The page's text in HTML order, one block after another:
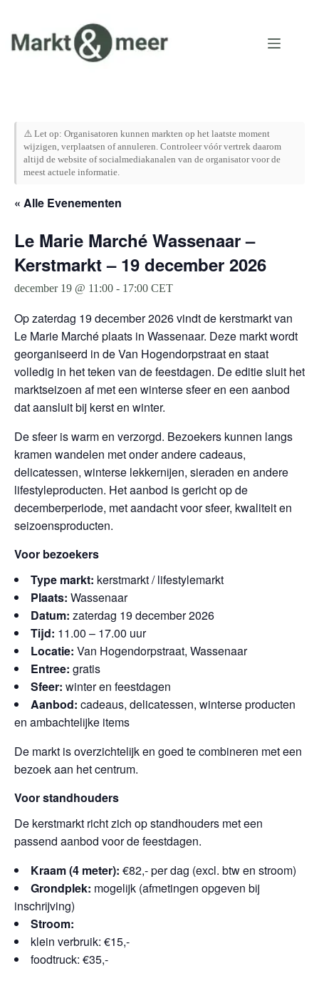
inhoud
⚠️ Let op: Organisatoren kunnen markten op het laatste moment
wijzigen, verplaatsen of annuleren. Controleer vóór vertrek daarom
altijd de website of socialmediakanalen van de organisator voor de
meest actuele informatie.
« Alle Evenementen
Le Marie Marché Wassenaar –
Kerstmarkt – 19 december 2026
december 19 @ 11:00 - 17:00 CET
Op zaterdag 19 december 2026 vindt de kerstmarkt van
Le Marie Marché plaats in Wassenaar. Deze markt wordt
georganiseerd in de Van Hogendorpstraat en staat
volledig in het teken van de feestdagen. De editie sluit het
marktseizoen af met een winterse sfeer en een aanbod
dat aansluit bij kerst en winter.
De sfeer is warm en verzorgd. Bezoekers kunnen langs
kramen wandelen met onder andere cadeaus,
delicatessen, winterse lekkernijen, sieraden en andere
lifestyleproducten. Het aanbod is gericht op de
decemberperiode, met aandacht voor sfeer, kwaliteit en
seizoensproducten.
Voor bezoekers
Type markt: kerstmarkt / lifestylemarkt
Plaats: Wassenaar
Datum: zaterdag 19 december 2026
Tijd: 11.00 – 17.00 uur
Locatie: Van Hogendorpstraat, Wassenaar
Entree: gratis
Sfeer: winter en feestdagen
Aanbod: cadeaus, delicatessen, winterse producten
en ambachtelijke items
De markt is overzichtelijk en goed te combineren met een
bezoek aan het centrum.
Voor standhouders
De kerstmarkt richt zich op standhouders met een
passend aanbod voor de feestdagen.
Kraam (4 meter): €82,- per dag (excl. btw en stroom)
Grondplek: mogelijk (afmetingen opgeven bij
inschrijving)
Stroom:
klein verbruik: €15,-
foodtruck: €35,-